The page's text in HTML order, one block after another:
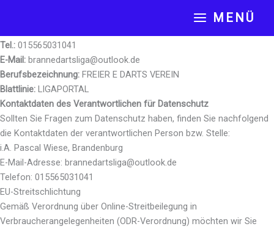
springen
MENÜ
Tel.: 015565031041
E-Mail: brannedartsliga@outlook.de
Berufsbezeichnung: FREIER E DARTS VEREIN
Blattlinie: LIGAPORTAL
Kontaktdaten des Verantwortlichen für Datenschutz
Sollten Sie Fragen zum Datenschutz haben, finden Sie nachfolgend
die Kontaktdaten der verantwortlichen Person bzw. Stelle:
i.A. Pascal Wiese, Brandenburg
E-Mail-Adresse: brannedartsliga@outlook.de
Telefon: 015565031041
EU-Streitschlichtung
Gemäß Verordnung über Online-Streitbeilegung in
Verbraucherangelegenheiten (ODR-Verordnung) möchten wir Sie